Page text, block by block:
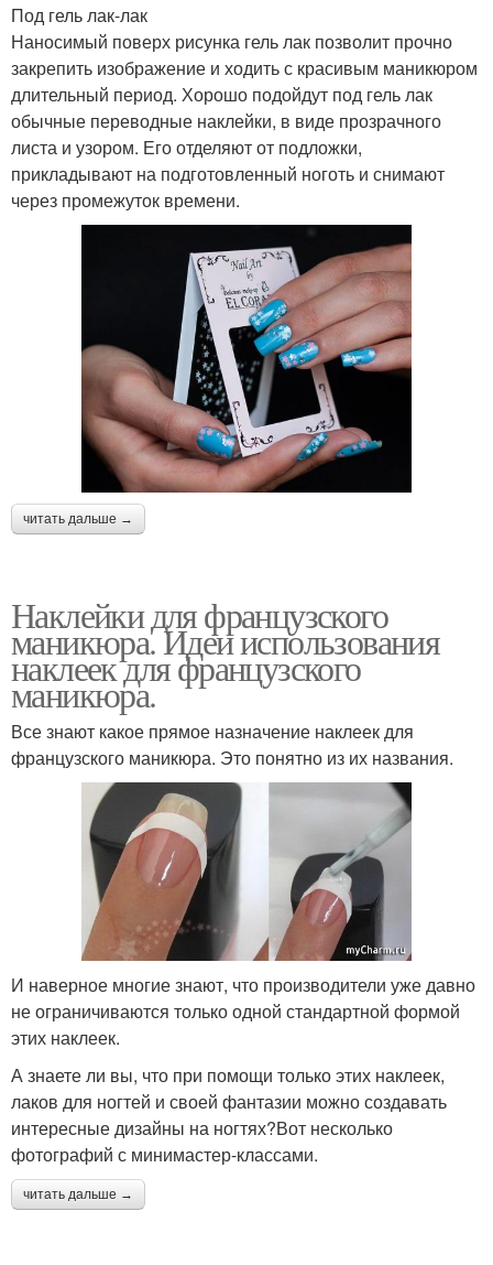
Под гель лак-лак
Наносимый поверх рисунка гель лак позволит прочно
закрепить изображение и ходить с красивым маникюром
длительный период. Хорошо подойдут под гель лак
обычные переводные наклейки, в виде прозрачного
листа и узором. Его отделяют от подложки,
прикладывают на подготовленный ноготь и снимают
через промежуток времени.
читать дальше →
Наклейки для французского
маникюра. Идеи использования
наклеек для французского
маникюра.
Все знают какое прямое назначение наклеек для
французского маникюра. Это понятно из их названия.
И наверное многие знают, что производители уже давно
не ограничиваются только одной стандартной формой
этих наклеек.
А знаете ли вы, что при помощи только этих наклеек,
лаков для ногтей и своей фантазии можно создавать
интересные дизайны на ногтях?Вот несколько
фотографий с минимастер-классами.
читать дальше →